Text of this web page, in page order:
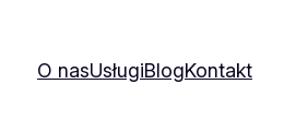
O nasUsługiBlogKontakt